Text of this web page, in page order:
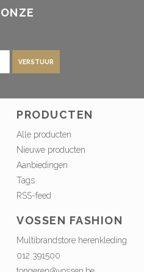
VERSTUUR
PRODUCTEN
Alle producten
Nieuwe producten
Aanbiedingen
Tags
RSS-feed
VOSSEN FASHION
Multibrandstore herenkleding
012 391500